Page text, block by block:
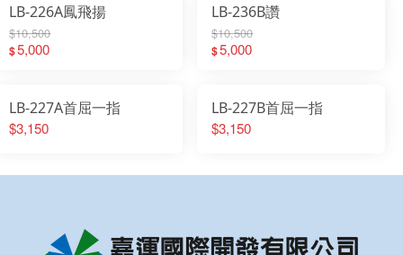
LB-226A鳳飛揚
$10,500
$5,000
LB-236B讚
$10,500
$5,000
LB-227A首屈一指
$3,150
LB-227B首屈一指
$3,150